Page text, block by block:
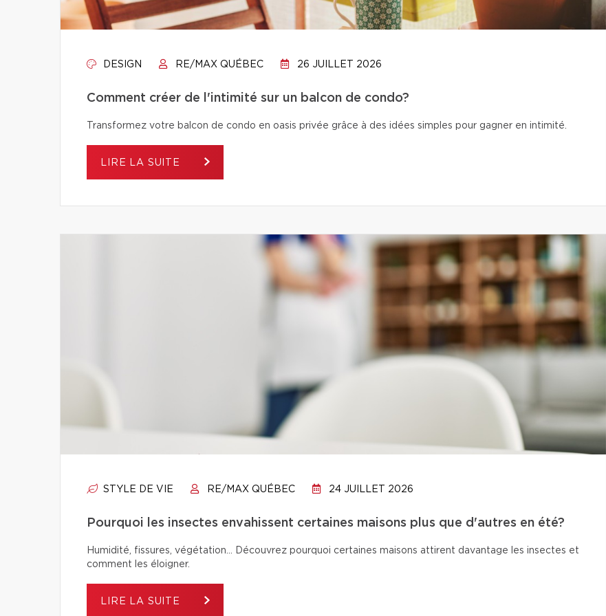
DESIGN RE/MAX QUÉBEC 26 JUILLET 2026
Comment créer de l'intimité sur un balcon de condo?
Transformez votre balcon de condo en oasis privée grâce à des idées simples pour gagner en intimité.
LIRE LA SUITE
STYLE DE VIE RE/MAX QUÉBEC 24 JUILLET 2026
Pourquoi les insectes envahissent certaines maisons plus que d'autres en été?
Humidité, fissures, végétation… Découvrez pourquoi certaines maisons attirent davantage les insectes et
comment les éloigner.
LIRE LA SUITE